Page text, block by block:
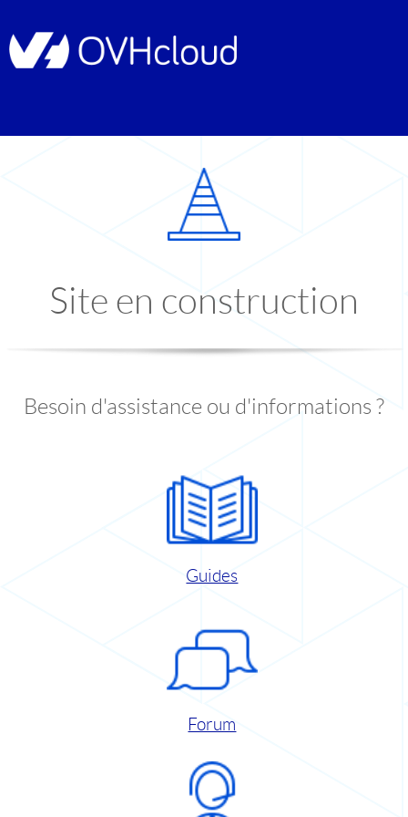
Site en construction
Besoin d'assistance ou d'informations ?
Guides
Forum